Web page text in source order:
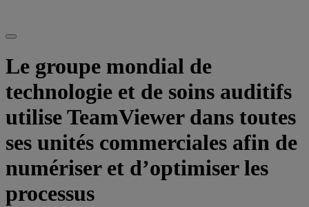
Le groupe mondial de
technologie et de soins auditifs
utilise TeamViewer dans toutes
ses unités commerciales afin de
numériser et d’optimiser les
processus